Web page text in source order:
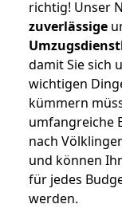
richtig! Unser
zuverlässige
damit Sie sich
wichtigen
kümmern
umfangreiche
nach
und können
für jedes
werden.